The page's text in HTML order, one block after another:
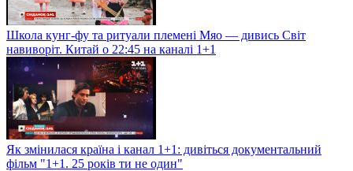
Школа кунг-фу та ритуали племені Мяо — дивись Світ
навиворіт. Китай о 22:45 на каналі 1+1
Як змінилася країна і канал 1+1: дивіться документальний
фільм "1+1. 25 років ти не один"